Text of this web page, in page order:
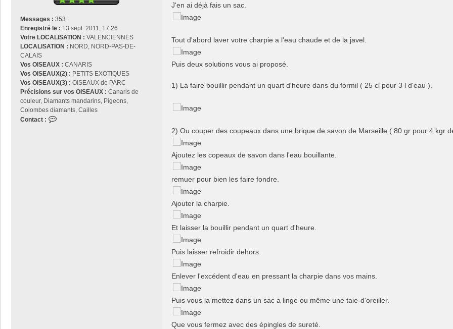
Messages : 353
Enregistré le : 13 sept. 2011, 17:26
Votre LOCALISATION : VALENCIENNES
LOCALISATION : NORD, NORD-PAS-DE-
CALAIS
Vos OISEAUX : CANARIS
Vos OISEAUX(2) : PETITS EXOTIQUES
Vos OISEAUX(3) : OISEAUX de PARC
Précisions sur vos OISEAUX : Canaris de
couleur, Diamants mandarins, Pigeons,
Colombes diamants, Cailles
Contact :
J'en ai déjà fais un sac.
Tout d'abord laver votre charpie a l'eau chaude et de la javel.
Puis deux solutions vous ai proposé.
1) La faire bouillir pendant un quart d'heure dans du formil ( 25 cl pour 3 l d'eau ).
2) Ou couper des coupeaux dans une brique de savon de Marseille ( 80 gr pour 4 kgr
Ajoutez les copeaux de savon dans l'eau bouillante.
remuer pour bien les faire fondre.
Ajouter la charpie.
Et laisser la bouillir pendant un quart d'heure.
Puis laisser refroidir dehors.
Enlever l'excédent d'eau en pressant la charpie dans vos mains.
Puis vous la mettez dans un sac a linge ou même une taie-d'oreiller.
Que vous fermez avec des épingles de sureté.